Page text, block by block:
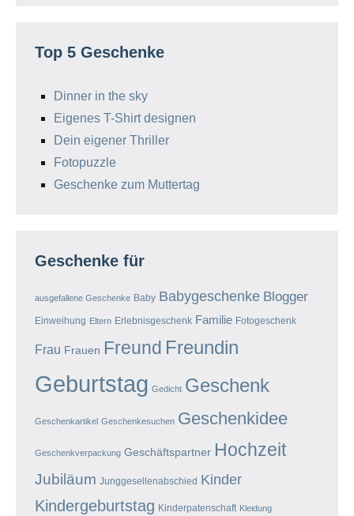
Top 5 Geschenke
Dinner in the sky
Eigenes T-Shirt designen
Dein eigener Thriller
Fotopuzzle
Geschenke zum Muttertag
Geschenke für
ausgefallene Geschenke Baby Babygeschenke Blogger
Einweihung Eltern Erlebnisgeschenk Familie Fotogeschenk
Frau Frauen Freund Freundin
Geburtstag Gedicht Geschenk
Geschenkartikel Geschenkesuchen Geschenkidee
Geschenkverpackung Geschäftspartner Hochzeit
Jubiläum Junggesellenabschied Kinder
Kindergeburtstag Kinderpatenschaft Kleidung